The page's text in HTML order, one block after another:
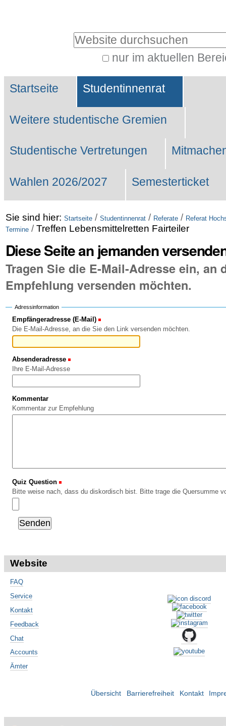
Website durchsuchen
nur im aktuellen
Suche…
Sektionen
Startseite Studentinnenrat
Weitere studentische Gremien
Studentische Vertretungen
Wahlen 2026/2027 Semesterticket
Sie sind hier: Startseite / Studentinnenrat / Referate / Referat
Termine / Treffen Lebensmittelretten Fairteiler
Diese Seite an jemanden
Tragen Sie die E-Mail-Adresse ein, an
Empfehlung versenden möchten.
Adressinformation
Empfängeradresse (E-Mail)
Die E-Mail-Adresse, an die Sie den Link versenden möchten.
Absenderadresse
Ihre E-Mail-Adresse
Kommentar
Kommentar zur Empfehlung
Quiz Question
Bitte weise nach, dass du diskordisch bist. Bitte trage die Quersumme
Website
FAQ
Service
Kontakt
Feedback
Chat
Accounts
Ämter
Übersicht Barrierefreiheit Kontakt